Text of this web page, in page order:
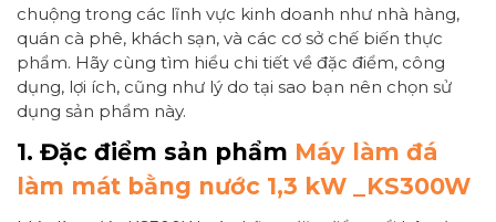
chuộng trong các lĩnh vực kinh doanh như nhà hàng,
quán cà phê, khách sạn, và các cơ sở chế biến thực
phẩm. Hãy cùng tìm hiểu chi tiết về đặc điểm, công
dụng, lợi ích, cũng như lý do tại sao bạn nên chọn sử
dụng sản phẩm này.
1. Đặc điểm sản phẩm Máy làm đá
làm mát bằng nước 1,3 kW _KS300W